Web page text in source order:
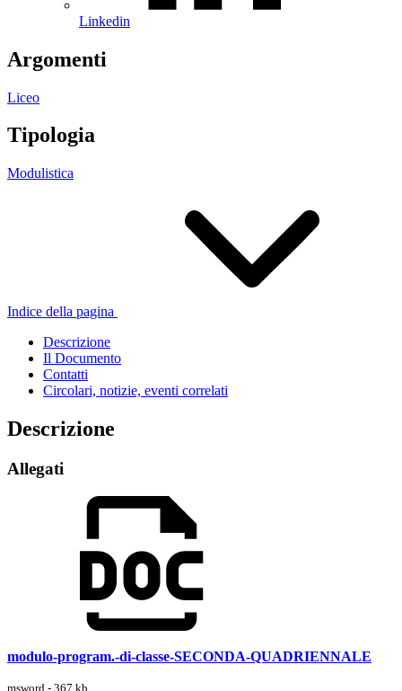
Linkedin
Argomenti
Liceo
Tipologia
Modulistica
Indice della pagina
Descrizione
Il Documento
Contatti
Circolari, notizie, eventi correlati
Descrizione
Allegati
modulo-program.-di-classe-SECONDA-QUADRIENNALE
msword - 367 kb